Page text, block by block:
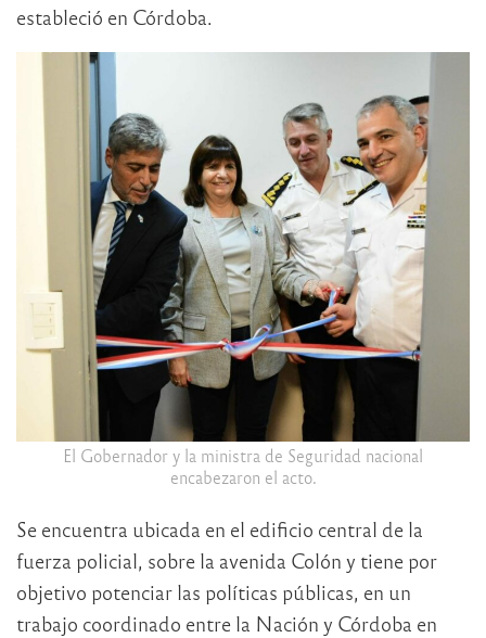
estableció en Córdoba.
El Gobernador y la ministra de Seguridad nacional
encabezaron el acto.
Se encuentra ubicada en el edificio central de la
fuerza policial, sobre la avenida Colón y tiene por
objetivo potenciar las políticas públicas, en un
trabajo coordinado entre la Nación y Córdoba en